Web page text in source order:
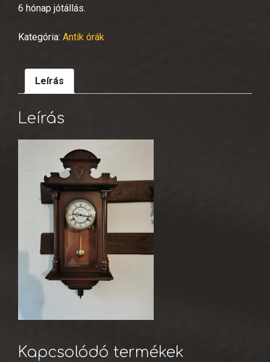
6 hónap jótállás.
Kategória: Antik órák
Leírás
Leírás
Kapcsolódó termékek